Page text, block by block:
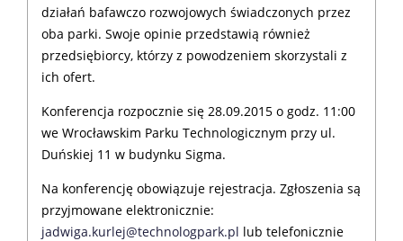
działań bafawczo rozwojowych świadczonych przez
oba parki. Swoje opinie przedstawią również
przedsiębiorcy, którzy z powodzeniem skorzystali z
ich ofert.
Konferencja rozpocznie się 28.09.2015 o godz. 11:00
we Wrocławskim Parku Technologicznym przy ul.
Duńskiej 11 w budynku Sigma.
Na konferencję obowiązuje rejestracja. Zgłoszenia są
przyjmowane elektronicznie:
jadwiga.kurlej@technologpark.pl lub telefonicznie